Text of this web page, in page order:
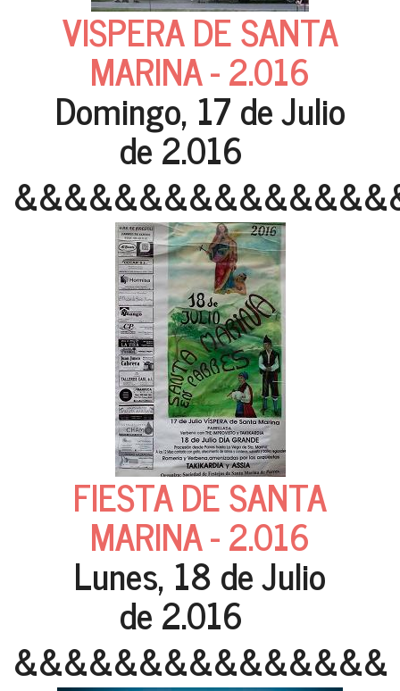
VISPERA DE SANTA
MARINA - 2.016
Domingo, 17 de Julio
de 2.016
FIESTA DE SANTA
MARINA - 2.016
Lunes, 18 de Julio
de 2.016
&&&&&&&&&&&&&&&